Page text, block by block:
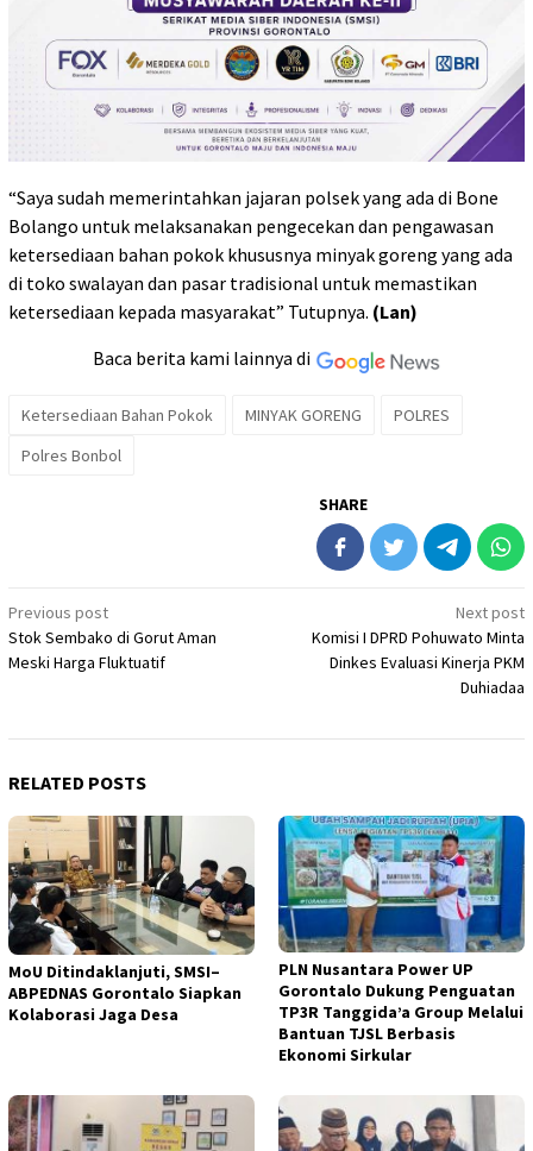
“Saya sudah memerintahkan jajaran polsek yang ada di Bone
Bolango untuk melaksanakan pengecekan dan pengawasan
ketersediaan bahan pokok khususnya minyak goreng yang ada
di toko swalayan dan pasar tradisional untuk memastikan
ketersediaan kepada masyarakat” Tutupnya. (Lan)
Baca berita kami lainnya di
Ketersediaan Bahan Pokok MINYAK GORENG
POLRES
Polres Bonbol
SHARE
Post
navigation
Previous post
Stok Sembako di Gorut Aman
Meski Harga Fluktuatif
Next post
Komisi I DPRD Pohuwato Minta
Dinkes Evaluasi Kinerja PKM
Duhiadaa
RELATED POSTS
MoU Ditindaklanjuti, SMSI–
ABPEDNAS Gorontalo Siapkan
Kolaborasi Jaga Desa
PLN Nusantara Power UP
Gorontalo Dukung Penguatan
TP3R Tanggida’a Group Melalui
Bantuan TJSL Berbasis
Ekonomi Sirkular